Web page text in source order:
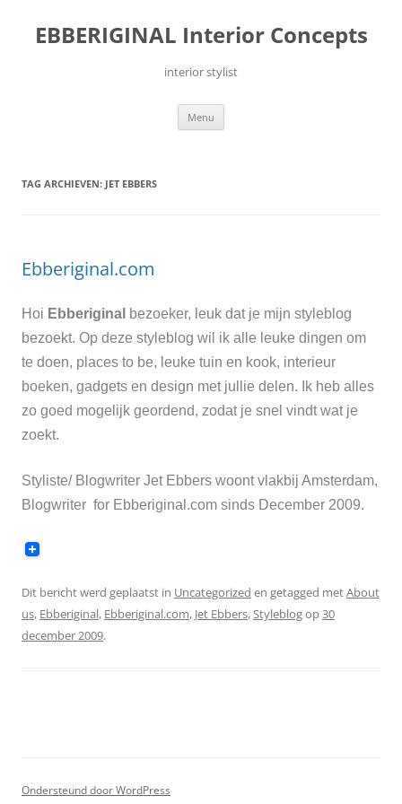
inhoud
EBBERIGINAL Interior Concepts
interior stylist
Menu
TAG ARCHIEVEN: JET EBBERS
Ebberiginal.com
Hoi Ebberiginal bezoeker, leuk dat je mijn styleblog
bezoekt. Op deze styleblog wil ik alle leuke dingen om
te doen, places to be, leuke tuin en kook, interieur
boeken, gadgets en design met jullie delen. Ik heb alles
zo goed mogelijk geordend, zodat je snel vindt wat je
zoekt.
Styliste/ Blogwriter Jet Ebbers woont vlakbij Amsterdam,
Blogwriter for Ebberiginal.com sinds December 2009.
Dit bericht werd geplaatst in Uncategorized en getagged metAbout
us, Ebberiginal, Ebberiginal.com, Jet Ebbers,Styleblogop30
december 2009.
Ondersteund door WordPress